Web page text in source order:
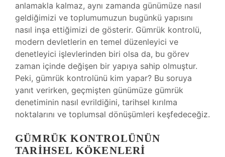
anlamakla kalmaz, aynı zamanda günümüze nasıl
geldiğimizi ve toplumumuzun bugünkü yapısını
nasıl inşa ettiğimizi de gösterir. Gümrük kontrolü,
modern devletlerin en temel düzenleyici ve
denetleyici işlevlerinden biri olsa da, bu görev
zaman içinde değişen bir yapıya sahip olmuştur.
Peki, gümrük kontrolünü kim yapar? Bu soruya
yanıt verirken, geçmişten günümüze gümrük
denetiminin nasıl evrildiğini, tarihsel kırılma
noktalarını ve toplumsal dönüşümleri keşfedeceğiz.
GÜMRÜK KONTROLÜNÜN
TARIHSEL KÖKENLERI